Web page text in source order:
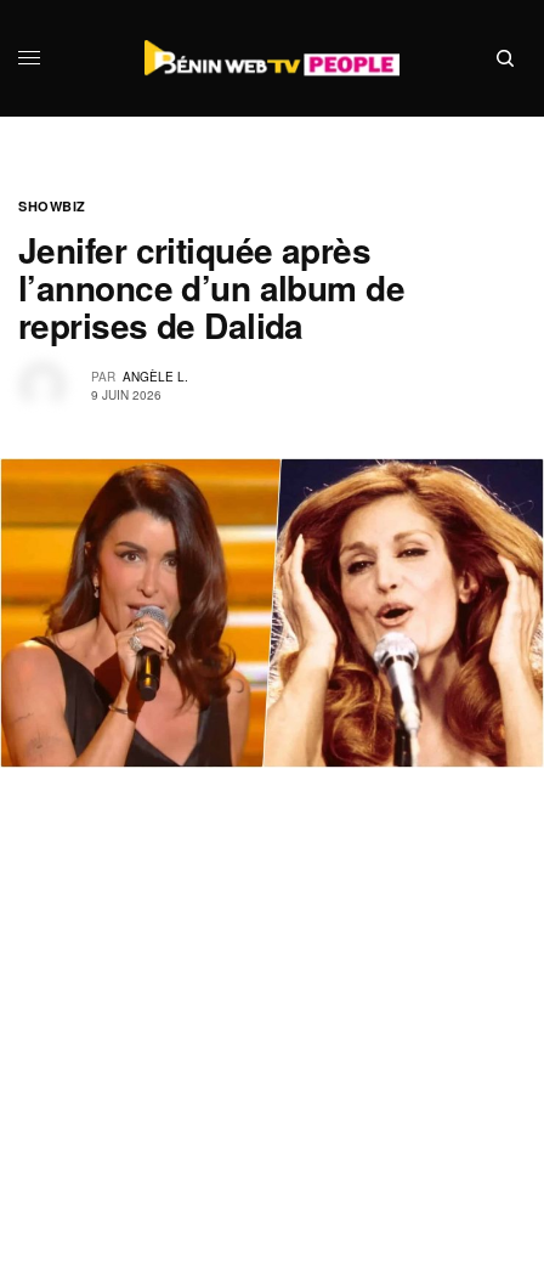
SHOWBIZ
Jenifer critiquée après
l’annonce d’un album de
reprises de Dalida
PAR ANGÈLE L.
9 JUIN 2026